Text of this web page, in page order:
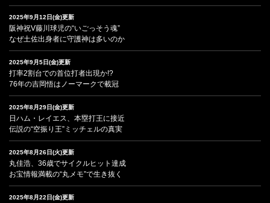
2025年9月12日(金)更新
阪神祝V藤川球児の“いごっそう魂”
なぜ土佐出身者に守護神は多いのか
2025年9月5日(金)更新
打率2割台での首位打者出現か!?
76年の吉岡悟はノーマークで載冠
2025年8月29日(金)更新
日ハム・レイエス、本塁打王に接近
伝説の“空振り王”ミッチェルの真実
2025年8月26日(火)更新
丸佳浩、36歳でサイクルヒット達成
お宝情報満載の“丸メモ”で生き抜く
2025年8月22日(金)更新